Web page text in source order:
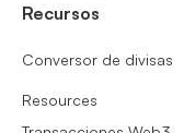
Recursos
Conversor de divisas
Resources